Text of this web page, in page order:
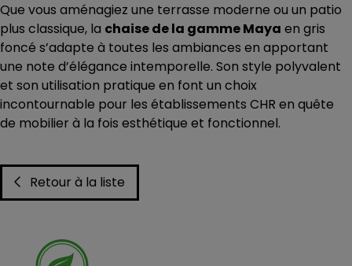
Que vous aménagiez une terrasse moderne ou un patio
plus classique, la chaise de la gamme Maya en gris
foncé s’adapte à toutes les ambiances en apportant
une note d’élégance intemporelle. Son style polyvalent
et son utilisation pratique en font un choix
incontournable pour les établissements CHR en quête
de mobilier à la fois esthétique et fonctionnel.
Retour à la liste